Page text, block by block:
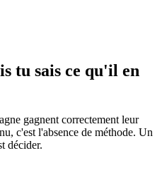
tu sais ce qu'il en
gagnent correctement leur
c'est l'absence de méthode. Un
décider.